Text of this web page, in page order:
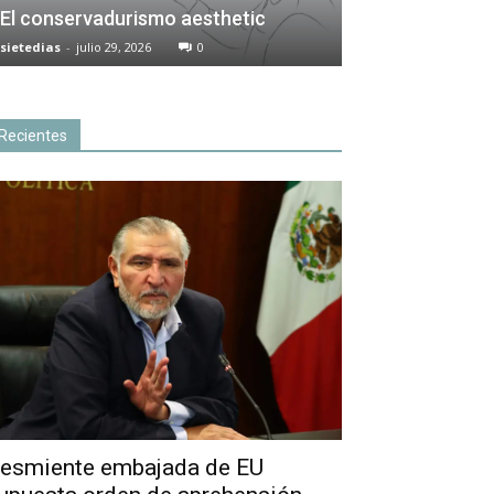
El conservadurismo aesthetic
sietedias - julio 29, 2026 0
embajada de EU